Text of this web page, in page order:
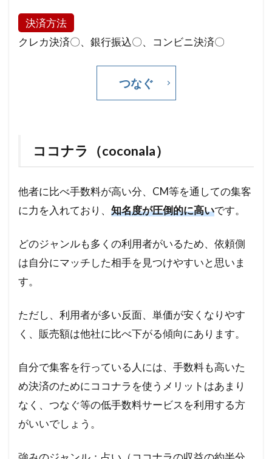
決済方法
クレカ決済〇、銀行振込〇、コンビニ決済〇
つなぐ
ココナラ（coconala）
他者に比べ手数料が高い分、CM等を通しての集客
に力を入れており、 知名度が圧倒的に高いです。
どのジャンルも多くの利用者がいるため、依頼側
は自分にマッチした相手を見つけやすいと思いま
す。
ただし、利用者が多い反面、単価が安くなりやす
く、販売額は他社に比べ下がる傾向にあります。
自分で集客を行っている人には、手数料も高いた
め決済のためにココナラを使うメリットはあまり
なく、つなぐ等の低手数料サービスを利用する方
がいいでしょう。